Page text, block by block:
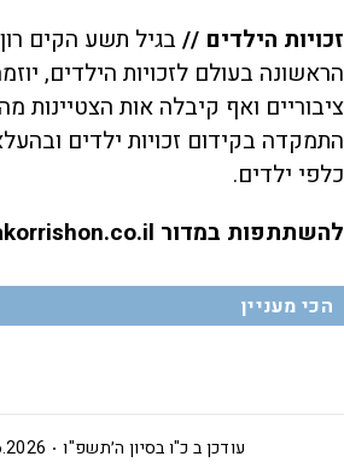
זכויות הילדים // בגיל תשע הקים
הראשונה בעולם לזכויות הילדים,
ציבוריים ואף קיבלה אות הצטיינות
התמקדה בקידום זכויות ילדים
כלפי ילדים.
להשתתפות במדור dyokan@makorrishon.co.il
הכי מעניין
כ"ו בסיון ה׳תשפ"ו | 15:45 עודכן ב